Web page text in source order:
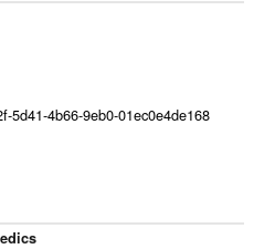
5d41-4b66-9eb0-01ec0e4de168